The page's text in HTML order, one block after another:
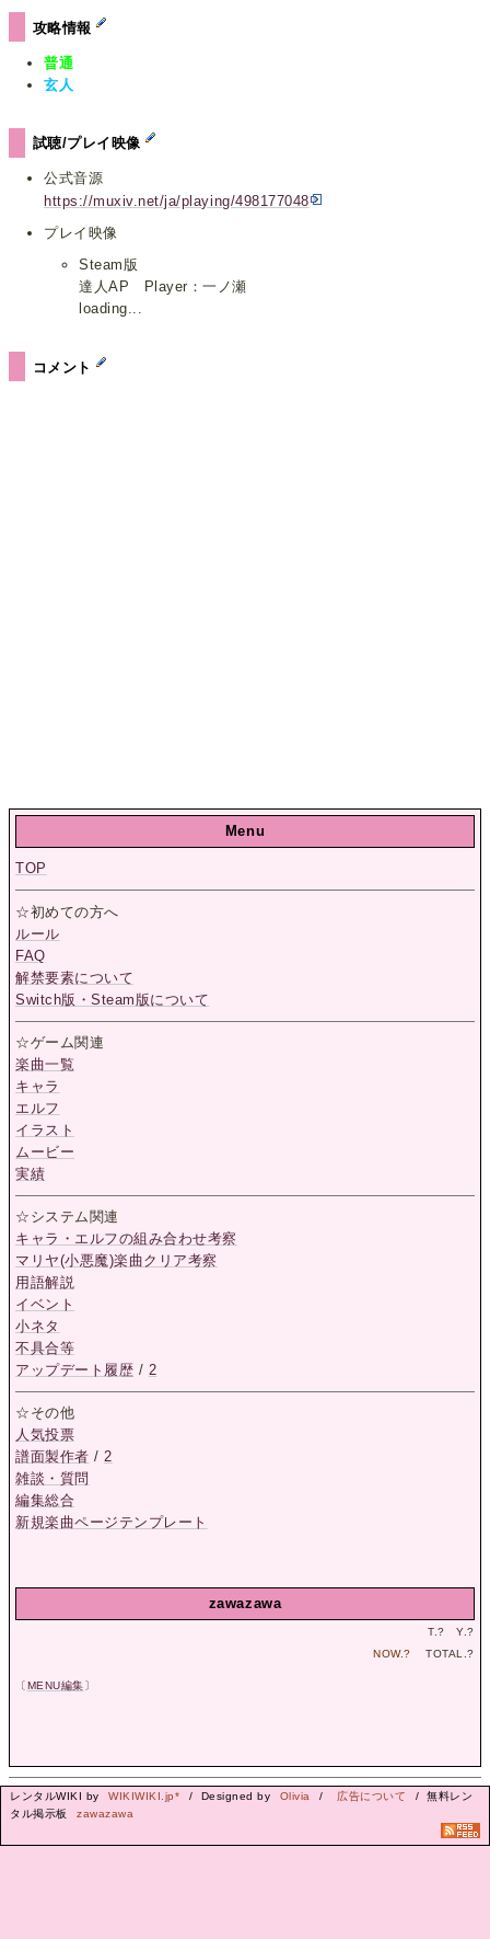
攻略情報
普通
玄人
試聴/プレイ映像
公式音源
https://muxiv.net/ja/playing/498177048
プレイ映像
Steam版
達人AP Player：一ノ瀬
loading...
コメント
Menu
TOP
☆初めての方へ
ルール
FAQ
解禁要素について
Switch版・Steam版について
☆ゲーム関連
楽曲一覧
キャラ
エルフ
イラスト
ムービー
実績
☆システム関連
キャラ・エルフの組み合わせ考察
マリヤ(小悪魔)楽曲クリア考察
用語解説
イベント
小ネタ
不具合等
アップデート履歴 / 2
☆その他
人気投票
譜面製作者 /2
雑談・質問
編集総合
新規楽曲ページテンプレート
zawazawa
T.? Y.?
NOW.? TOTAL.?
〔MENU編集〕
レンタルWIKI by WIKIWIKI.jp* / Designed by Olivia / 広告について
/ 無料レン
タル掲示板
zawazawa